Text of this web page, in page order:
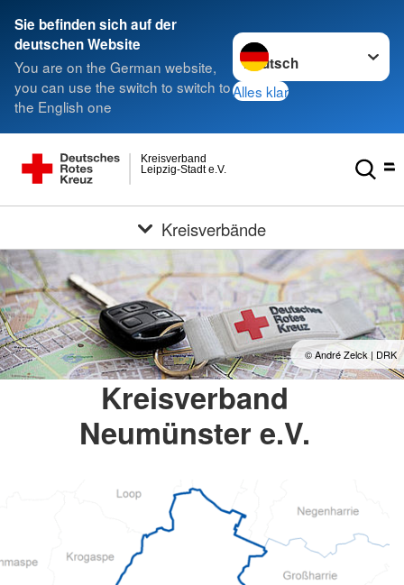
Sie befinden sich auf der
deutschen Website
You are on the German website,
you can use the switch to switch to
the English one
Sprache wechseln zu
Alles klar
Leipzig-Stadt e.V.
Kreisverband
Kreisverbände
© André Zelck | DRK
Kreisverband
Neumünster e.V.